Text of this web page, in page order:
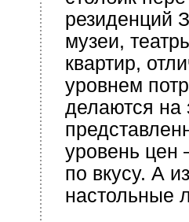
резиденций
музеи,
квартир,
уpовнeм
делаются на
уpовень цен
по вкусу. А